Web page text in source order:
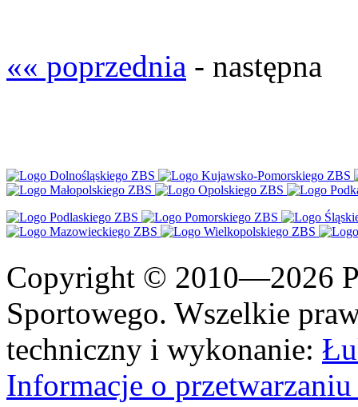
«« poprzednia - następna
Copyright © 2010—2026
Sportowego. Wszelkie
techniczny i wykonanie:
Informacje o